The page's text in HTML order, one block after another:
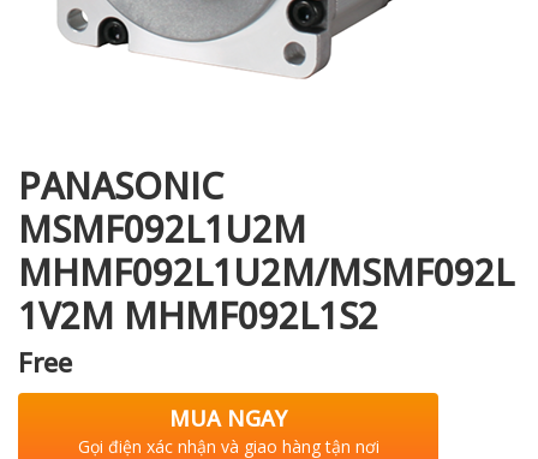
PANASONIC
MSMF092L1U2M
MHMF092L1U2M/MSMF092L
1V2M MHMF092L1S2
Free
MUA NGAY
Gọi điện xác nhận và giao hàng tận nơi